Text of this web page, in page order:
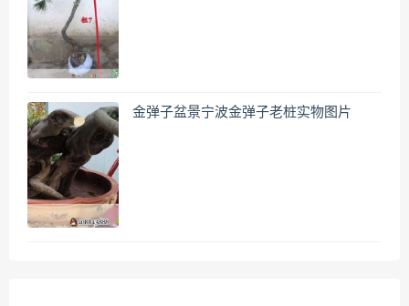
金弹子盆景宁波金弹子老桩实物图片